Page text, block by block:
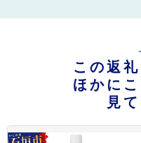
この返
ほかに
見